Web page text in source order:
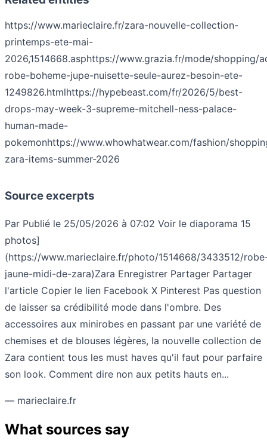
https://www.marieclaire.fr/zara-nouvelle-collection-
printemps-ete-mai-
2026,1514668.asphttps://www.grazia.fr/mode/shopping/
robe-boheme-jupe-nuisette-seule-aurez-besoin-ete-
1249826.htmlhttps://hypebeast.com/fr/2026/5/best-
drops-may-week-3-supreme-mitchell-ness-palace-
human-made-
pokemonhttps://www.whowhatwear.com/fashion/
zara-items-summer-2026
Source excerpts
Par Publié le 25/05/2026 à 07:02 Voir le diaporama 15
photos]
(https://www.marieclaire.fr/photo/1514668/3433512/
jaune-midi-de-zara)Zara Enregistrer Partager Partager
l'article Copier le lien Facebook X Pinterest Pas question
de laisser sa crédibilité mode dans l'ombre. Des
accessoires aux minirobes en passant par une variété de
chemises et de blouses légères, la nouvelle collection de
Zara contient tous les must haves qu'il faut pour parfaire
son look. Comment dire non aux petits hauts en...
— marieclaire.fr
What sources say